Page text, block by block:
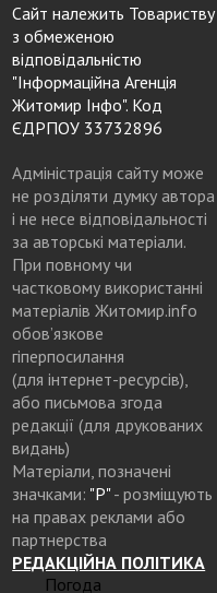
Сайт належить Товариству
з обмеженою
відповідальністю
"Інформаційна Агенція
Житомир Інфо". Код
ЄДРПОУ 33732896
Адміністрація сайту може
не розділяти думку автора
і не несе відповідальності
за авторські матеріали.
При повному чи
частковому використанні
матеріалів Житомир.info
обов’язкове
гіперпосилання
(для інтернет-ресурсів),
або письмова згода
редакції (для друкованих
видань)
Матеріали, позначені
значками: "Р"- розміщують
на правах реклами або
партнерства
РЕДАКЦІЙНА ПОЛІТИКА
Погода